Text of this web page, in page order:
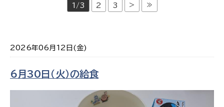
1/3 2 3 > ≫
2026年06月12日(金)
6月30日（火）の給食